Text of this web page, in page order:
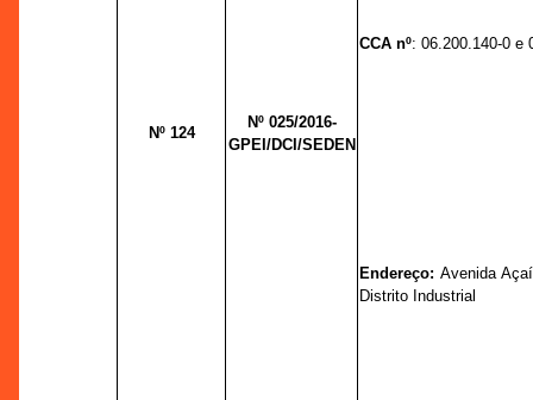
Nº 124
Nº 025/2016-
GPEI/DCI/SEDEN
CCA nº: 06.200.140-0 e
Endereço: Avenida
Distrito Industrial